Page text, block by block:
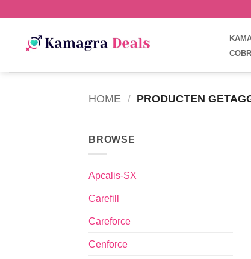
HOME / PRODUCTEN
BROWSE
Apcalis-SX
Carefill
Careforce
Cenforce